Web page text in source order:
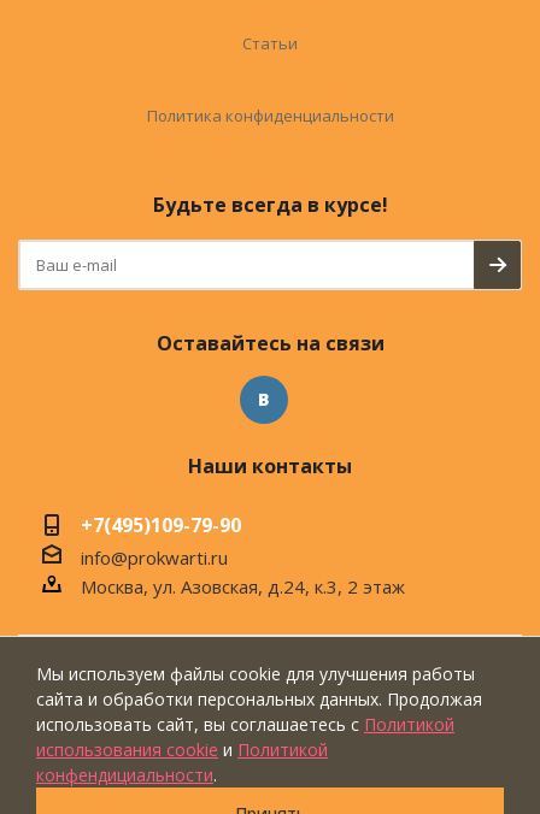
Статьи
Политика конфиденциальности
Будьте всегда в курсе!
Оставайтесь на связи
Наши контакты
+7(495)109-79-90
info@prokwarti.ru
Москва, ул. Азовская, д.24, к.3, 2 этаж
© 2026 Магазин современного интерьера
"ПроКвартиРу"
Мы используем файлы cookie для улучшения работы
сайта и обработки персональных данных. Продолжая
использовать сайт, вы соглашаетесь с Политикой
использования cookie и Политикой
конфендициальности.